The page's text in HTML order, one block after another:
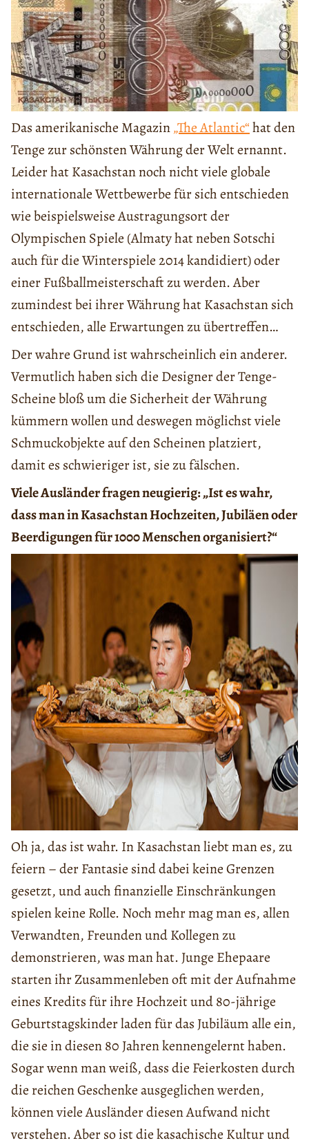
Das amerikanische Magazin„The Atlantic“hat den
Tenge zur schönsten Währung der Welt ernannt.
Leider hat Kasachstan noch nicht viele globale
internationale Wettbewerbe für sich entschieden
wie beispielsweise Austragungsort der
Olympischen Spiele (Almaty hat neben Sotschi
auch für die Winterspiele 2014 kandidiert) oder
einer Fußballmeisterschaft zu werden. Aber
zumindest bei ihrer Währung hat Kasachstan sich
entschieden, alle Erwartungen zu übertreffen…
Der wahre Grund ist wahrscheinlich ein anderer.
Vermutlich haben sich die Designer der Tenge-
Scheine bloß um die Sicherheit der Währung
kümmern wollen und deswegen möglichst viele
Schmuckobjekte auf den Scheinen platziert,
damit es schwieriger ist, sie zu fälschen.
Viele Ausländer fragen neugierig: „Ist es wahr,
dass man in Kasachstan Hochzeiten, Jubiläen oder
Beerdigungen für 1000 Menschen organisiert?“
Oh ja, das ist wahr. In Kasachstan liebt man es, zu
feiern – der Fantasie sind dabei keine Grenzen
gesetzt, und auch finanzielle Einschränkungen
spielen keine Rolle. Noch mehr mag man es, allen
Verwandten, Freunden und Kollegen zu
demonstrieren, was man hat. Junge Ehepaare
starten ihr Zusammenleben oft mit der Aufnahme
eines Kredits für ihre Hochzeit und 80-jährige
Geburtstagskinder laden für das Jubiläum alle ein,
die sie in diesen 80 Jahren kennengelernt haben.
Sogar wenn man weiß, dass die Feierkosten durch
die reichen Geschenke ausgeglichen werden,
können viele Ausländer diesen Aufwand nicht
verstehen. Aber so ist die kasachische Kultur und